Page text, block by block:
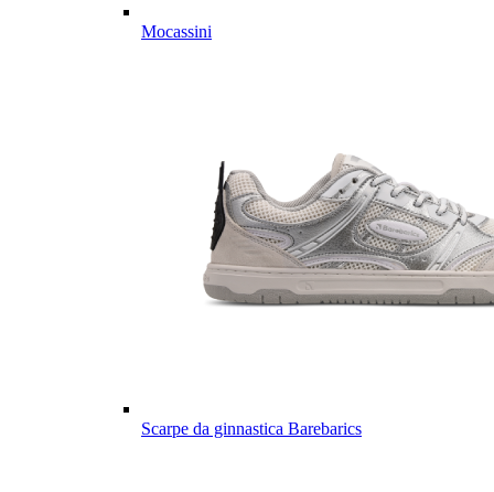
Mocassini
Scarpe da ginnastica Barebarics